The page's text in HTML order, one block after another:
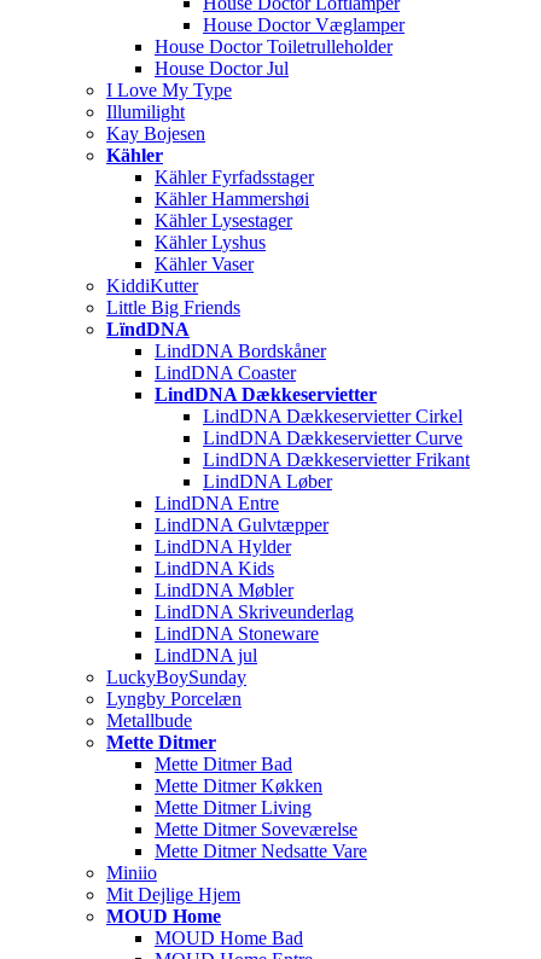
House Doctor Væglamper
House Doctor Toiletrulleholder
House Doctor Jul
I Love My Type
Illumilight
Kay Bojesen
Kähler
Kähler Fyrfadsstager
Kähler Hammershøi
Kähler Lysestager
Kähler Lyshus
Kähler Vaser
KiddiKutter
Little Big Friends
LïndDNA
LindDNA Bordskåner
LindDNA Coaster
LindDNA Dækkeservietter
LindDNA Dækkeservietter Cirkel
LindDNA Dækkeservietter Curve
LindDNA Dækkeservietter Frikant
LindDNA Løber
LindDNA Entre
LindDNA Gulvtæpper
LindDNA Hylder
LindDNA Kids
LindDNA Møbler
LindDNA Skriveunderlag
LindDNA Stoneware
LindDNA jul
LuckyBoySunday
Lyngby Porcelæn
Metallbude
Mette Ditmer
Mette Ditmer Bad
Mette Ditmer Køkken
Mette Ditmer Living
Mette Ditmer Soveværelse
Mette Ditmer Nedsatte Vare
Miniio
Mit Dejlige Hjem
MOUD Home
MOUD Home Bad